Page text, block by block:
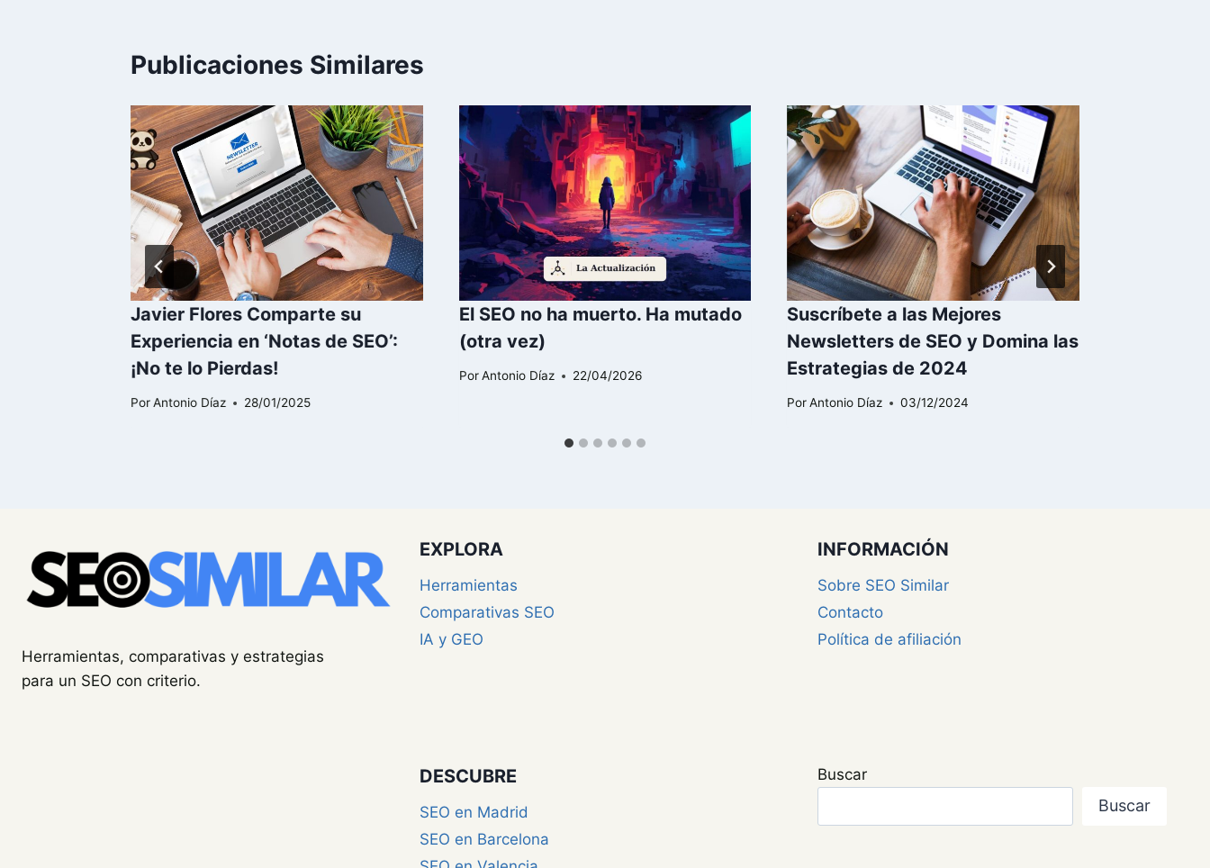
Publicaciones Similares
Javier Flores Comparte su
Experiencia en ‘Notas de SEO’:
¡No te lo Pierdas!
PorAntonio Díaz 28/01/2025
El SEO no ha muerto. Ha mutado
(otra vez)
Por Antonio Díaz 22/04/2026
Suscríbete a las Mejores
Newsletters de SEO y Domina las
Estrategias de 2024
Por Antonio Díaz 03/12/2024
Herramientas, comparativas y estrategias
para un SEO con criterio.
EXPLORA
Herramientas
Comparativas SEO
IA y GEO
INFORMACIÓN
Sobre SEO Similar
Contacto
Política de afiliación
DESCUBRE
SEO en Madrid
SEO en Barcelona
Buscar
Buscar